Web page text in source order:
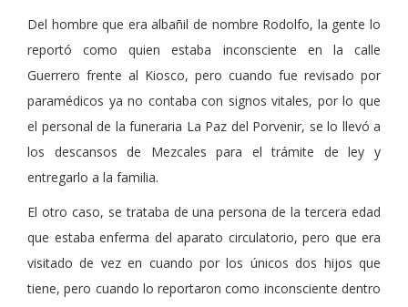
Del hombre que era albañil de nombre Rodolfo, la gente lo
reportó como quien estaba inconsciente en la calle
Guerrero frente al Kiosco, pero cuando fue revisado por
paramédicos ya no contaba con signos vitales, por lo que
el personal de la funeraria La Paz del Porvenir, se lo llevó a
los descansos de Mezcales para el trámite de ley y
entregarlo a la familia.
El otro caso, se trataba de una persona de la tercera edad
que estaba enferma del aparato circulatorio, pero que era
visitado de vez en cuando por los únicos dos hijos que
tiene, pero cuando lo reportaron como inconsciente dentro